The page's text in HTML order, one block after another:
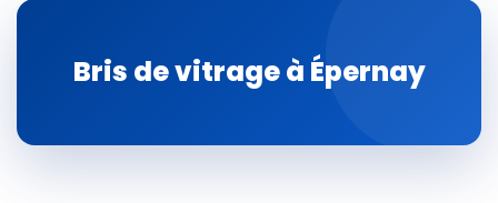
Bris de vitrage à Épernay